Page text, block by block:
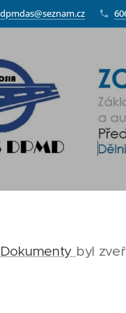
Dokumenty byl